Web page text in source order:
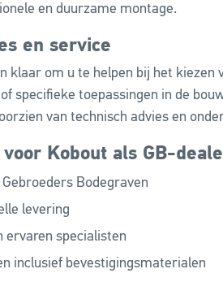
en duurzame montage.
en service
klaar om u te helpen bij het kiezen
specifieke toepassingen in de
van technisch advies en
Kobout als GB-
Bodegraven
levering
ervaren specialisten
inclusief bevestigingsmaterialen